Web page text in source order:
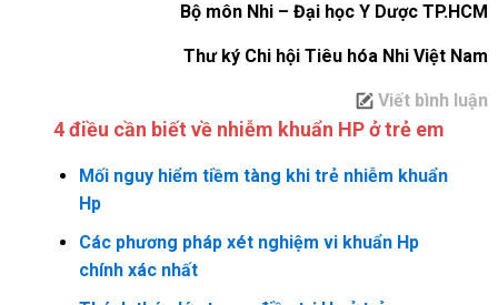
Bộ môn Nhi – Đại học Y Dược TP.HCM
Thư ký Chi hội Tiêu hóa Nhi Việt Nam
Viết bình luận
4 điều cần biết về nhiễm khuẩn HP ở trẻ em
Mối nguy hiểm tiềm tàng khi trẻ nhiễm khuẩn
Hp
Các phương pháp xét nghiệm vi khuẩn Hp
chính xác nhất